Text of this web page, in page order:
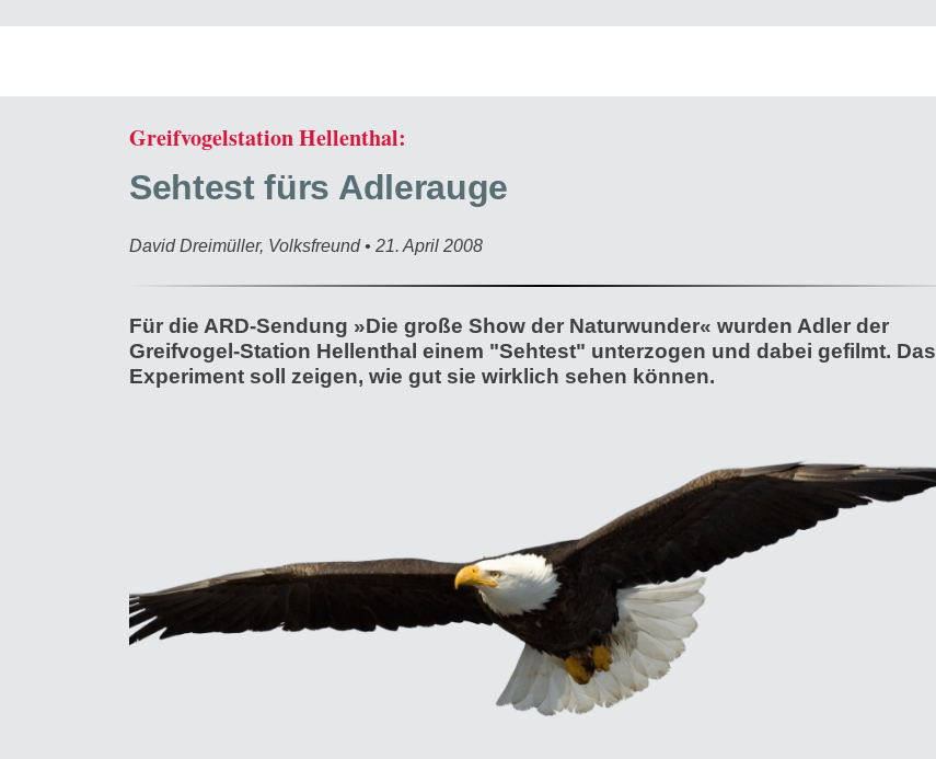
Greifvogelstation Hellenthal:
Sehtest fürs Adlerauge
David Dreimüller, Volksfreund • 21. April 2008
Für die ARD-Sendung »Die große Show der Naturwunder« wurden Adler der
Greifvogel-Station Hellenthal einem "Sehtest" unterzogen und dabei gefilmt. Das
Experiment soll zeigen, wie gut sie wirklich sehen können.